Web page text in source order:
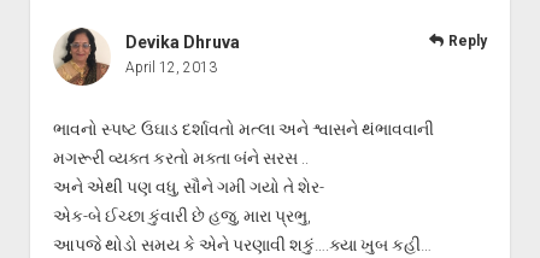
Devika Dhruva
April 12, 2013
ભાવનો સ્પષ્ટ ઉઘાડ દર્શાવતો મત્લા અને શ્વાસને થંભાવવાની
મગરૂરી વ્યક્ત કરતો મક્તા બંને સરસ ..
અને એથી પણ વધુ, સૌને ગમી ગયો તે શેર-
એક-બે ઈચ્છા કુંવારી છે હજુ, મારા પ્રભુ,
આપજે થોડો સમય કે એને પરણાવી શકું….ક્યા ખુબ કહી…
Reply